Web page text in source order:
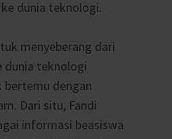
dunia teknologi.
menyeberang dari
dunia teknologi
bertemu dengan
Dari situ, Fandi
informasi beasiswa